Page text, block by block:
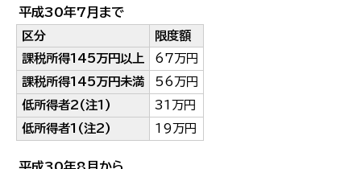
平成30年7月まで
区分
限度額
課税所得145万円以上
67万円
課税所得145万円未満
56万円
低所得者2(注1)
31万円
低所得者1(注2)
19万円